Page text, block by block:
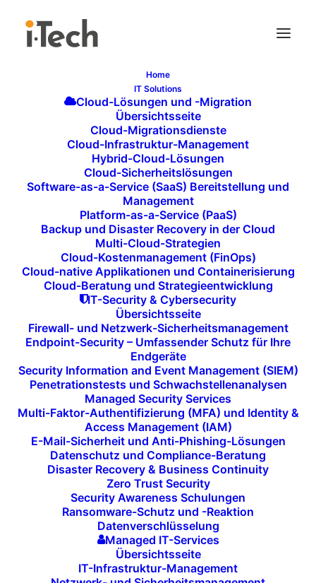
Home
IT Solutions
Cloud-Lösungen und -Migration
Übersichtsseite
Cloud-Migrationsdienste
Cloud-Infrastruktur-Management
Hybrid-Cloud-Lösungen
Cloud-Sicherheitslösungen
Software-as-a-Service (SaaS) Bereitstellung und
Management
Platform-as-a-Service (PaaS)
Backup und Disaster Recovery in der Cloud
Multi-Cloud-Strategien
Cloud-Kostenmanagement (FinOps)
Cloud-native Applikationen und Containerisierung
Cloud-Beratung und Strategieentwicklung
IT-Security & Cybersecurity
Übersichtsseite
Firewall- und Netzwerk-Sicherheitsmanagement
Endpoint-Security – Umfassender Schutz für Ihre
Endgeräte
Security Information and Event Management (SIEM)
Penetrationstests und Schwachstellenanalysen
Managed Security Services
Multi-Faktor-Authentifizierung (MFA) und Identity &
Access Management (IAM)
E-Mail-Sicherheit und Anti-Phishing-Lösungen
Datenschutz und Compliance-Beratung
Disaster Recovery & Business Continuity
Zero Trust Security
Security Awareness Schulungen
Ransomware-Schutz und -Reaktion
Datenverschlüsselung
Managed IT-Services
Übersichtsseite
IT-Infrastruktur-Management
Messerückblick |
Integrated Systems
Europe ISE 2026 in
Barcelona
Krefeld/Hamburg 17.02.2026 –Nach vier
intensiven Messetagen vom 3. bis 6. Februar
2026 auf der Integrated Systems Europe (ISE)
in Barcelona ist das Fazit für unsere Branche
eindeutig: Die weltgrößte Plattform für Digital
Signage, Displays, LED-Technologien und
CMS-Software hat einmal mehr ihre Rolle als
Innovationsmotor bestätigt. Mit über 92.000
registrierten Fachbesuchern und einem neuen
Rekord bei Unique Visitors setzte die Messe
ein deutliches Signal für Wachstum, Relevanz